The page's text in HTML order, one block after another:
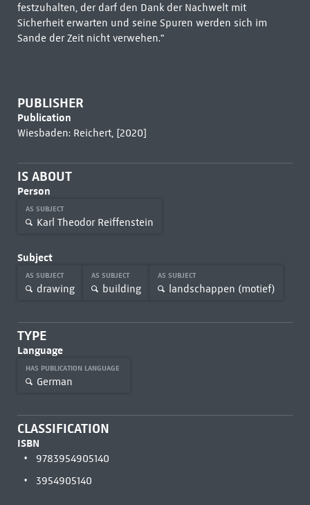
festzuhalten, der darf den Dank der Nachwelt mit
Sicherheit erwarten und seine Spuren werden sich im
Sande der Zeit nicht verwehen."
PUBLISHER
Publication
Wiesbaden: Reichert, [2020]
IS ABOUT
Person
AS SUBJECT
Karl Theodor Reiffenstein
Subject
AS SUBJECT
drawing
AS SUBJECT
building
AS SUBJECT
landschappen (motief)
TYPE
Language
HAS PUBLICATION LANGUAGE
German
CLASSIFICATION
ISBN
9783954905140
3954905140